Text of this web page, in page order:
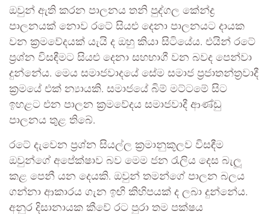
ඔවුන් ඇති කරන පාලනය තනි පුද්ගල කේන්ද්‍ර
පාලනයක් නොව රටේ සියළු දෙනා පාලනයට දායක
වන ක්‍රමවේදයක් යැයි ද ඔහු කියා සිටියේය. එයින් රටේ
ප්‍රශ්න විසඳීමට සියළු දෙනා සහභාගී වන බවද පෙන්වා
දුන්නේය. මෙය සමාජවාදයේ සේම සමාජ ප්‍රජාතන්ත්‍රවාදී
ක්‍රමයේ එක් න්‍යායකි. සමාජයේ බිම් මට්ටමේ සිට
ඉහළට එන පාලන ක්‍රමවේදය සමාජවාදී ආණ්ඩු
පාලනය තුළ තිබේ.
රටේ දැවෙන ප්‍රශ්න සියල්ල ක්‍රමානුකූලව විසඳීම
ඔවුන්ගේ අපේක්ෂාව බව මෙම ජන රැලිය දෙස බැලූ
කළ පෙනී යන දෙයකි. ඔවුන් තමන්ගේ පාලන බලය
ගන්නා ආකාරය ගැන ඉඟි කිහිපයක් ද ලබා දුන්නේය.
අනුර දිසානායක කීවේ රට පුරා තම පක්ෂය